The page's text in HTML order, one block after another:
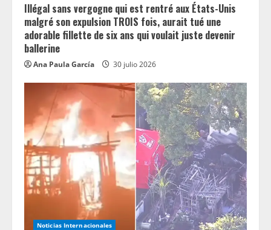
Illégal sans vergogne qui est rentré aux États-Unis
malgré son expulsion TROIS fois, aurait tué une
adorable fillette de six ans qui voulait juste devenir
ballerine
Ana Paula García 30 julio 2026
Noticias Internacionales